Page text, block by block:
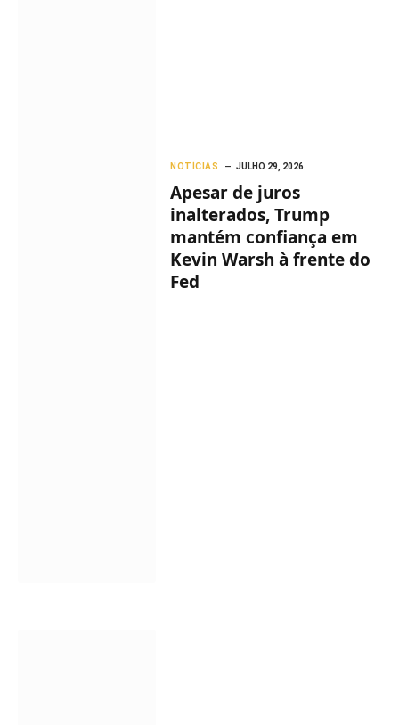
NOTÍCIAS JULHO 29, 2026
Apesar de juros
inalterados, Trump
mantém confiança em
Kevin Warsh à frente do
Fed